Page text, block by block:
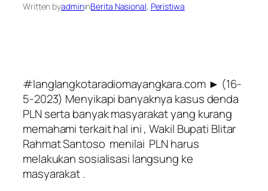
Written byadmininBerita Nasional, Peristiwa
#langlangkotaradiomayangkara.com ► (16-
5-2023) Menyikapi banyaknya kasus denda
PLN serta banyak masyarakat yang kurang
memahami terkait hal ini , Wakil Bupati Blitar
Rahmat Santoso menilai PLN harus
melakukan sosialisasi langsung ke
masyarakat .